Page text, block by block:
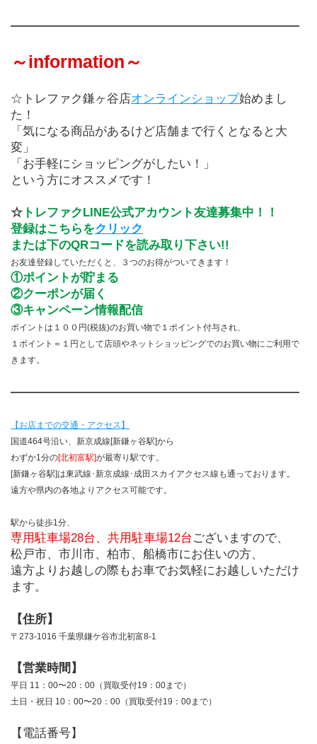
――――――――――――――――――――――――
～information～
☆トレファク鎌ヶ谷店オンラインショップ始めまし
た！
「気になる商品があるけど店舗まで行くとなると大
変」
「お手軽にショッピングがしたい！」
という方にオススメです！
☆ トレファクLINE公式アカウント友達募集中！！
登録はこちらをクリック
または下のQRコードを読み取り下さい!!
お友達登録していただくと、３つのお得がついてきます！
①ポイントが貯まる
②クーポンが届く
③キャンペーン情報配信
ポイントは１００円(税抜)のお買い物で１ポイント付与され、
１ポイント＝１円として店頭やネットショッピングでのお買い物にご利用で
きます。
――――――――――――――――――――――――
【お店までの交通・アクセス】
国道464号沿い、新京成線[新鎌ヶ谷駅]から
わずか1分の[北初富駅]が最寄り駅です。
[新鎌ヶ谷駅]は東武線･新京成線･成田スカイアクセス線も通っております。
遠方や県内の各地よりアクセス可能です。
駅から徒歩1分、
専用駐車場28台、共用駐車場12台 ございますので、
松戸市、市川市、柏市、船橋市にお住いの方、
遠方よりお越しの際もお車でお気軽にお越しいただけ
ます。
【住所】
〒273-1016 千葉県鎌ケ谷市北初富8-1
【営業時間】
平日 11：00〜20：00（買取受付19：00まで）
土日・祝日 10：00〜20：00（買取受付19：00まで）
【電話番号】